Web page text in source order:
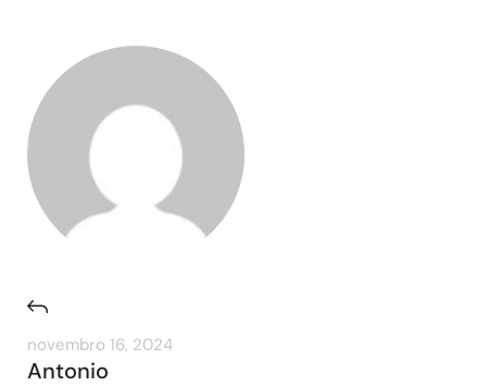
novembro 16, 2024
Antonio